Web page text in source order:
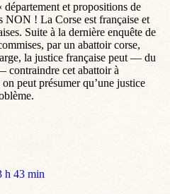
département et propositions de
NON ! La Corse est française et
Suite à la dernière enquête de
par un abattoir corse,
la justice française peut — du
contraindre cet abattoir à
peut présumer qu’une justice
h 43 min